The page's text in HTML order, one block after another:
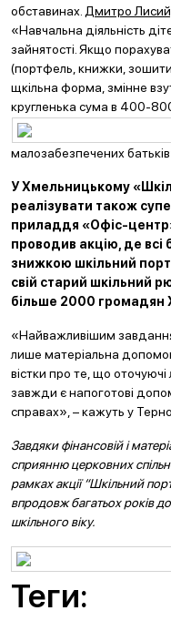
обставинах. Дмитро
«Навчальна діяльність
зайнятості. Якщо
(портфель, книжки,
щкільна форма, змінне
кругленька сума в 400-
малозабезпечених
У Хмельницькому
реалізувати також
приладдя «Офіс-
проводив акцію, де всі
знижкою шкільний
свій старий шкільний
більше 2000 громадян
«Найважливішим
лише матеріальна
вістки про те, що
завжди є напоготові
справах», – кажуть у
Завдяки фінансовій і
сприянню церковних
рамках акції “Шкільний
впродовж багатьох років
шкільного віку.
Теги: